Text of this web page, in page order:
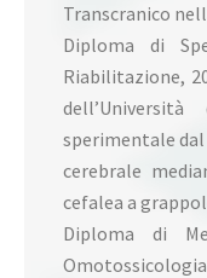
Transcranico
Diploma di
Riabilitazione,
sperimentale
cerebrale
cefalea a
Diploma di